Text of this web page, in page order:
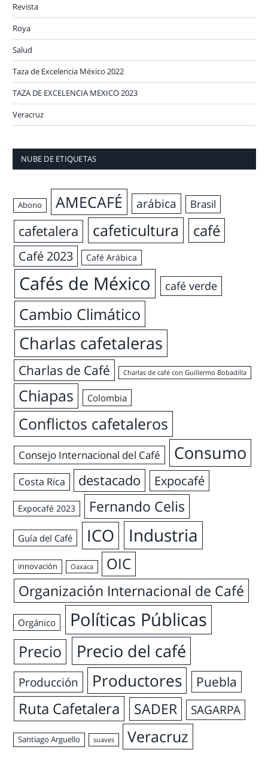
Revista
Roya
Salud
Taza de Excelencia México 2022
TAZA DE EXCELENCIA MEXICO 2023
Veracruz
NUBE DE ETIQUETAS
Abono AMECAFÉ arábica Brasil
cafetalera cafeticultura café
Café 2023 Café Arábica
Cafés de México café verde
Cambio Climático
Charlas cafetaleras
Charlas de Café Charlas de café con Guillermo Bobadilla
Chiapas Colombia
Conflictos cafetaleros
Consejo Internacional del Café Consumo
Costa Rica destacado Expocafé
Expocafé 2023 Fernando Celis
Guía del Café ICO Industria
innovación Oaxaca
OIC
Organización Internacional de Café
Orgánico Políticas Públicas
Precio Precio del café
Producción Productores Puebla
Ruta Cafetalera SADER SAGARPA
Santiago Arguello suaves Veracruz